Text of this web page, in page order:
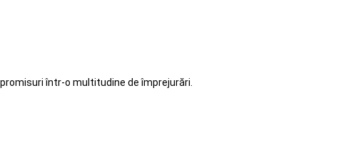
într-o multitudine de împrejurări.